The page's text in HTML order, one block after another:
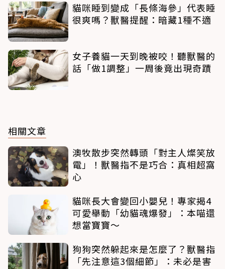
貓咪睡到變成「長條海參」代表睡
很爽嗎？獸醫提醒：暗藏1種不適
女子養貓一天到晚被咬！聽獸醫的
話「做1調整」一周後竟出現奇蹟
相關文章
澳牧散步突然轉頭「對主人燦笑放
電」！獸醫指不是巧合：真相超窩
心
貓咪長大會變回小嬰兒！專家揭4
可愛舉動「幼貓魂爆發」：本喵還
想當寶寶～
狗狗突然躲起來是怎麼了？獸醫指
「先注意這3個細節」：未必是害